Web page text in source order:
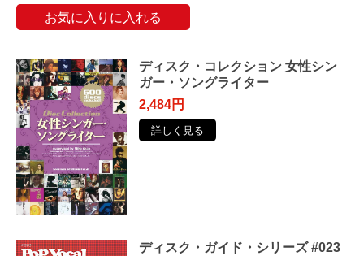
お気に入りに入れる
ディスク・コレクション 女性シン
ガー・ソングライター
2,484円
詳しく見る
ディスク・ガイド・シリーズ #023